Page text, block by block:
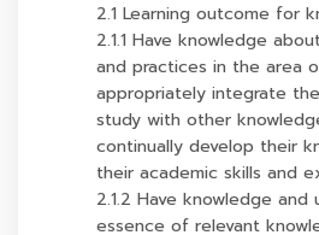
2.1 Learning outcome for
2.1.1 Have knowledge
and practices in the area
appropriately integrate
study with other
continually develop their
their academic skills and
2.1.2 Have knowledge
essence of relevant